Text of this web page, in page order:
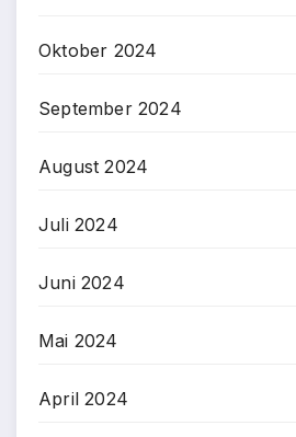
Oktober 2024
September 2024
August 2024
Juli 2024
Juni 2024
Mai 2024
April 2024